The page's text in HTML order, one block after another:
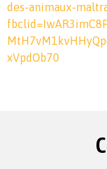
des-animaux-
xVpdOb70